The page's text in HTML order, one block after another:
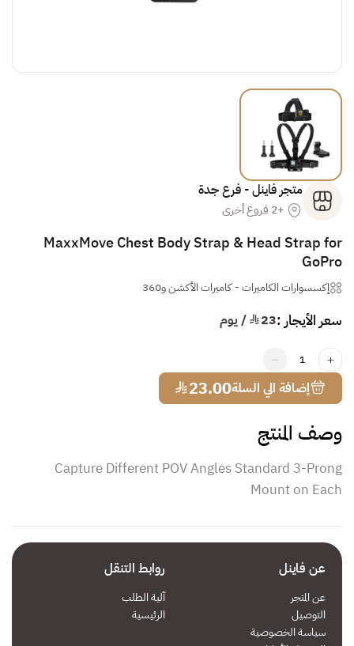
متجر فاينل - فرع جدة
+2 فروع أخرى
MaxxMove Chest Body Strap & Head Strap for
GoPro
إكسسوارات الكاميرات-كاميرات الأكشن و360
سعر الأيجار :23¥ / يوم
1
إضافة الي السلة23.00
¥
وصف المنتج
Capture Different POV Angles Standard 3-Prong
Mount on Each
عن فاينل
عن المتجر
التوصيل
سياسة الخصوصية
روابط التنقل
آلية الطلب
الرئيسية